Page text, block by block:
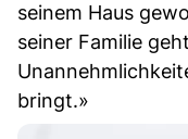
seinem Haus
seiner Familie
bringt.»